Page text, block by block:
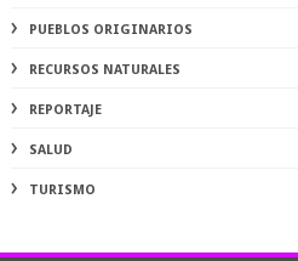
PUEBLOS ORIGINARIOS
RECURSOS NATURALES
REPORTAJE
SALUD
TURISMO